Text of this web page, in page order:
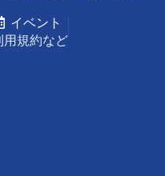
イベント
用規約など